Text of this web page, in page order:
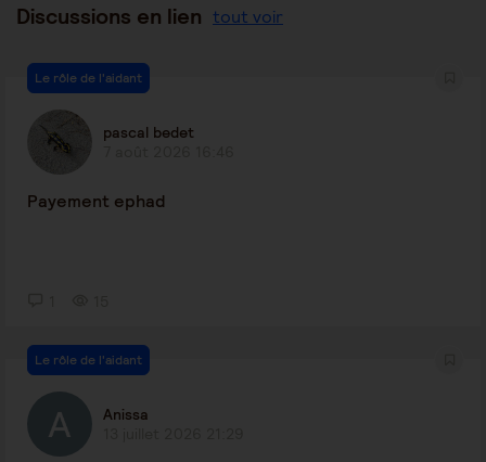
Discussions en lien tout voir
Le rôle de l'aidant
pascal bedet
Payement ephad
Le rôle de l'aidant
Anissa